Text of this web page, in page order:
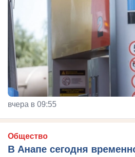
вчера в 09:55
Общество
В Анапе сегодня